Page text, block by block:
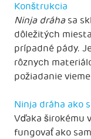
Konštrukcia
Ninja dráhasa
dôležitých
prípadné pády.
rôznych
požiadanie
Ninja dráha ako
Vďaka širokému
fungovať ako